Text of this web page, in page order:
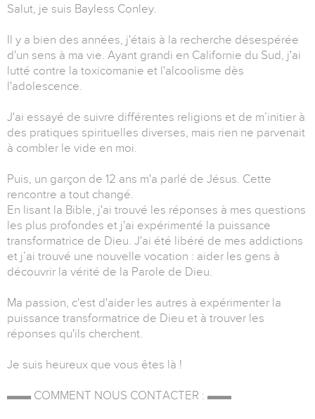
Salut, je suis Bayless Conley.
Il y a bien des années, j'étais à la recherche désespérée
d'un sens à ma vie. Ayant grandi en Californie du Sud, j'ai
lutté contre la toxicomanie et l'alcoolisme dès
l'adolescence.
J'ai essayé de suivre différentes religions et de m’initier à
des pratiques spirituelles diverses, mais rien ne parvenait
à combler le vide en moi.
Puis, un garçon de 12 ans m'a parlé de Jésus. Cette
rencontre a tout changé.
En lisant la Bible, j'ai trouvé les réponses à mes questions
les plus profondes et j'ai expérimenté la puissance
transformatrice de Dieu. J'ai été libéré de mes addictions
et j’ai trouvé une nouvelle vocation : aider les gens à
découvrir la vérité de la Parole de Dieu.
Ma passion, c'est d'aider les autres à expérimenter la
puissance transformatrice de Dieu et à trouver les
réponses qu'ils cherchent.
Je suis heureux que vous êtes là !
▬▬ COMMENT NOUS CONTACTER : ▬▬